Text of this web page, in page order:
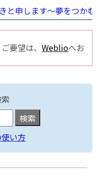
と申します〜夢をつか
要望は、Weblioへお
い方